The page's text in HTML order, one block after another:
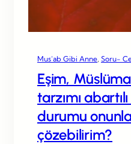
Mus’ab Gibi Anne Soru-
Eşim,
tarzımı
durumu onunla
çözebilirim?